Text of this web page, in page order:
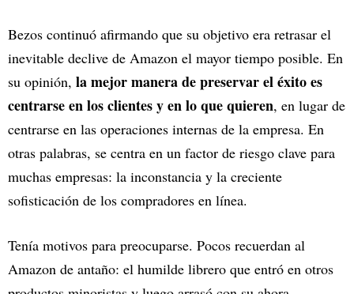
Bezos continuó afirmando que su objetivo era retrasar el
inevitable declive de Amazon el mayor tiempo posible. En
su opinión, la mejor manera de preservar el éxito es
centrarse en los clientes y en lo que quieren, en lugar de
centrarse en las operaciones internas de la empresa. En
otras palabras, se centra en un factor de riesgo clave para
muchas empresas: la inconstancia y la creciente
sofisticación de los compradores en línea.
Tenía motivos para preocuparse. Pocos recuerdan al
Amazon de antaño: el humilde librero que entró en otros